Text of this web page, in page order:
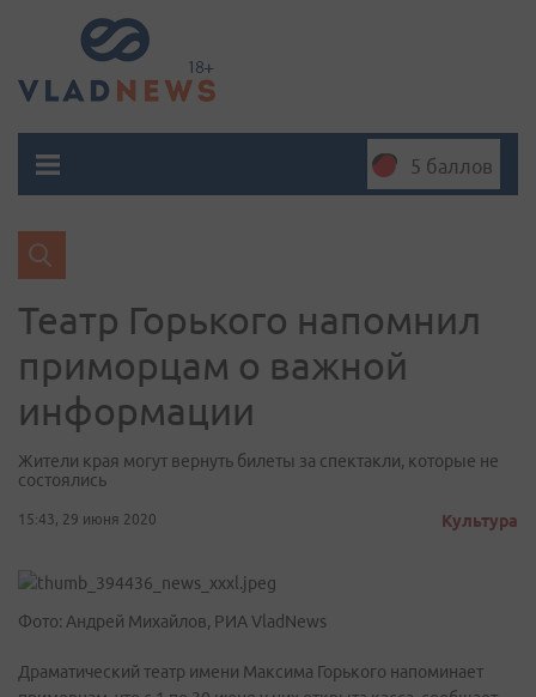
5 баллов
Театр Горького напомнил
приморцам о важной
информации
Жители края могут вернуть билеты за спектакли, которые не
состоялись
15:43, 29 июня 2020 Культура
Фото: Андрей Михайлов, РИА VladNews
Драматический театр имени Максима Горького напоминает